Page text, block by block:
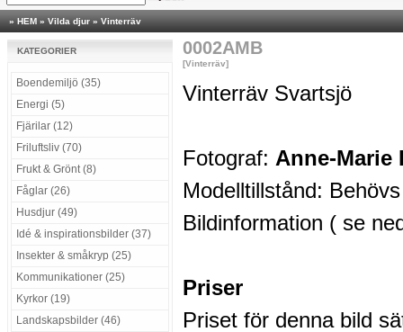
» HEM » Vilda djur » Vinterräv
KATEGORIER
Boendemiljö (35)
Energi (5)
Fjärilar (12)
Friluftsliv (70)
Frukt & Grönt (8)
Fåglar (26)
Husdjur (49)
Idé & inspirationsbilder (37)
Insekter & småkryp (25)
Kommunikationer (25)
Kyrkor (19)
Landskapsbilder (46)
0002AMB
[Vinterräv]
Vinterräv Svartsjö
Fotograf: Anne-Marie
Modelltillstånd:
Bildinformation ( se
Priser
Priset för denna bild